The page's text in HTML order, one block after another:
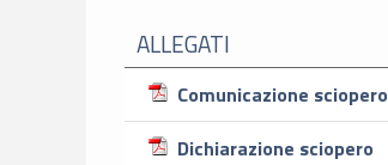
ALLEGATI
Comunicazione sciopero
Dichiarazione sciopero